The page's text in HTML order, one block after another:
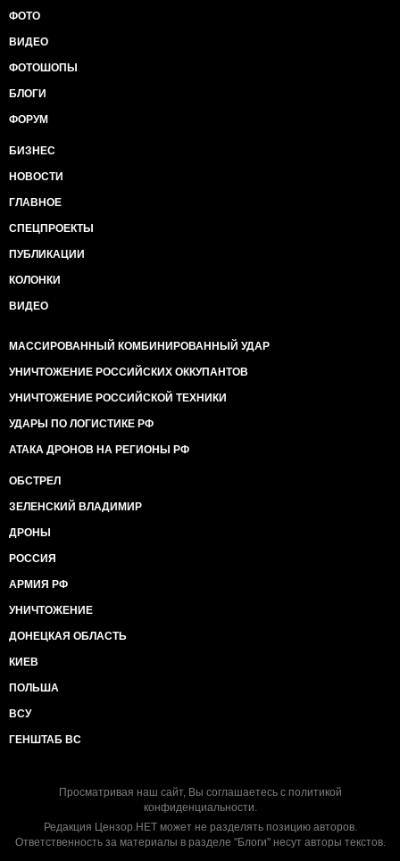
ФОТО
ВИДЕО
ФОТОШОПЫ
БЛОГИ
ФОРУМ
БИЗНЕС
НОВОСТИ
ГЛАВНОЕ
СПЕЦПРОЕКТЫ
ПУБЛИКАЦИИ
КОЛОНКИ
ВИДЕО
МАССИРОВАННЫЙ КОМБИНИРОВАННЫЙ УДАР
УНИЧТОЖЕНИЕ РОССИЙСКИХ ОККУПАНТОВ
УНИЧТОЖЕНИЕ РОССИЙСКОЙ ТЕХНИКИ
УДАРЫ ПО ЛОГИСТИКЕ РФ
АТАКА ДРОНОВ НА РЕГИОНЫ РФ
ОБСТРЕЛ
ЗЕЛЕНСКИЙ ВЛАДИМИР
ДРОНЫ
РОССИЯ
АРМИЯ РФ
УНИЧТОЖЕНИЕ
ДОНЕЦКАЯ ОБЛАСТЬ
КИЕВ
ПОЛЬША
ВСУ
ГЕНШТАБ ВС
Просматривая наш сайт, Вы соглашаетесь с политикой
конфиденциальности.
Редакция Цензор.НЕТ может не разделять позицию авторов.
Ответственность за материалы в разделе "Блоги" несут авторы текстов.